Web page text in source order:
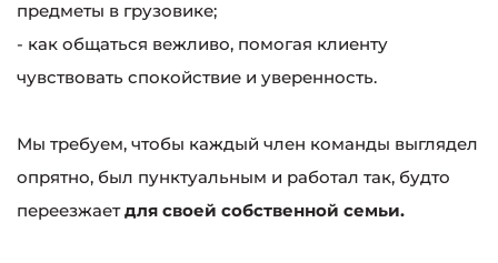
предметы в грузовике;
- как общаться вежливо, помогая клиенту
чувствовать спокойствие и уверенность.
Мы требуем, чтобы каждый член команды выглядел
опрятно, был пунктуальным и работал так, будто
переезжаетдля своей собственной семьи.